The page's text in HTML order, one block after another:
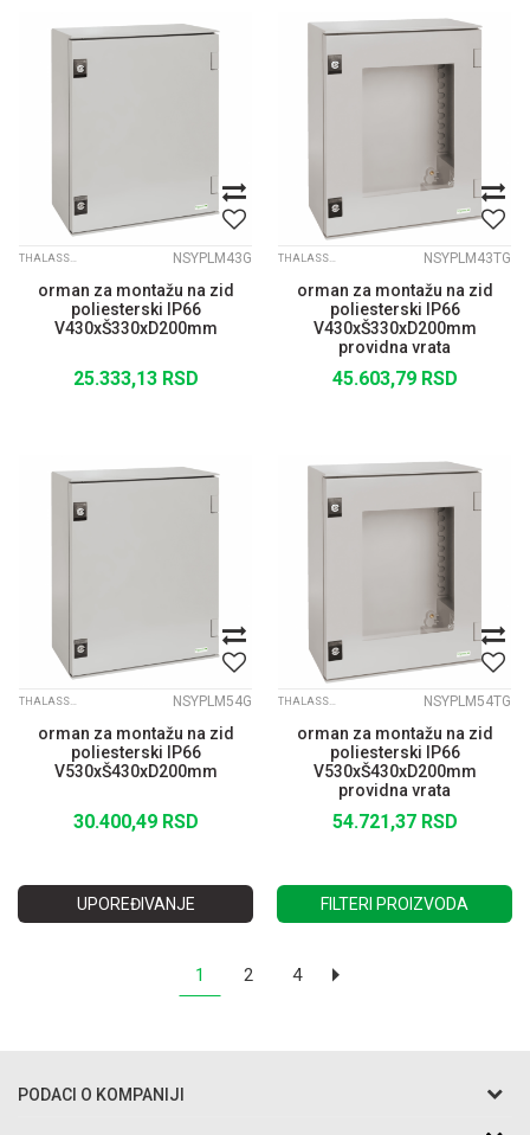
THALASSA PLM NSYPLM43G
orman za montažu na zid
poliesterski IP66
V430xŠ330xD200mm
25.333,13 RSD
THALASSA PLM NSYPLM43TG
orman za montažu na zid
poliesterski IP66
V430xŠ330xD200mm
providna vrata
45.603,79 RSD
THALASSA PLM NSYPLM54G
orman za montažu na zid
poliesterski IP66
V530xŠ430xD200mm
30.400,49 RSD
THALASSA PLM NSYPLM54TG
orman za montažu na zid
poliesterski IP66
V530xŠ430xD200mm
providna vrata
54.721,37 RSD
UPOREĐIVANJE FILTERI PROIZVODA
1 2 4
PODACI O KOMPANIJI